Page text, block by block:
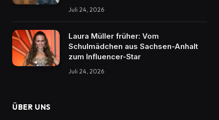
Juli 24, 2026
Laura Müller früher: Vom
Schulmädchen aus Sachsen-Anhalt
zum Influencer-Star
Juli 24, 2026
ÜBER UNS